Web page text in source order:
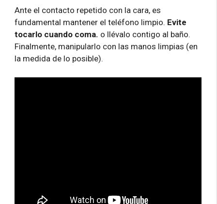
Ante el contacto repetido con la cara, es
fundamental mantener el teléfono limpio. Evite
tocarlo cuando coma. o llévalo contigo al baño.
Finalmente, manipularlo con las manos limpias (en
la medida de lo posible).